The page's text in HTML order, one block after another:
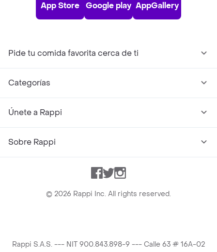
App Store Google play AppGallery
Pide tu comida favorita cerca de ti
Categorías
Únete a Rappi
Sobre Rappi
Facebook
TwitterInstagram
© 2026 Rappi Inc. All rights reserved.
Rappi S.A.S. --- NIT 900.843.898-9 --- Calle 63 # 16A-02